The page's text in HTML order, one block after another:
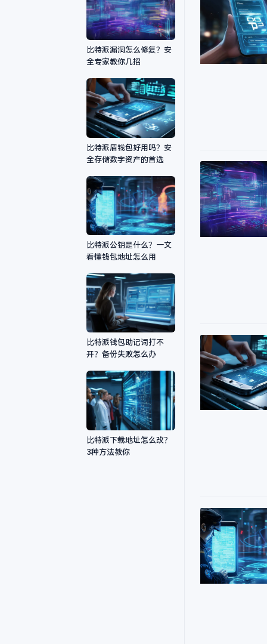
比特派漏洞怎么修复？安
全专家教你几招
比特派盾钱包好用吗？安
全存储数字资产的首选
比特派公钥是什么？一文
看懂钱包地址怎么用
比特派钱包助记词打不
开？备份失败怎么办
比特派下载地址怎么改？
3种方法教你